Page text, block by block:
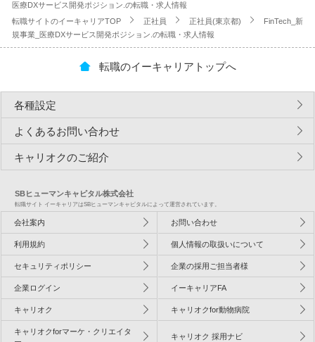
医療DXサービス開発ポジション.の転職・求人情報
転職サイトのイーキャリアTOP
正社員 正社員(東京都)
FinTech_新
規事業_医療DXサービス開発ポジション.の転職・求人情報
転職のイーキャリアトップへ
各種設定
よくあるお問い合わせ
キャリオクのご紹介
SBヒューマンキャピタル株式会社
転職サイト イーキャリアはSBヒューマンキャピタルによって運営されています。
会社案内 お問い合わせ
利用規約 個人情報の取扱いについて
セキュリティポリシー 企業の採用ご担当者様
企業ログイン イーキャリアFA
キャリオク キャリオクfor動物病院
キャリオクforマーケ・クリエイタ
キャリオク 採用ナビ